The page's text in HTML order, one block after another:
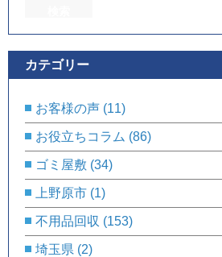
カテゴリー
お客様の声 (11)
お役立ちコラム (86)
ゴミ屋敷 (34)
上野原市 (1)
不用品回収 (153)
埼玉県 (2)